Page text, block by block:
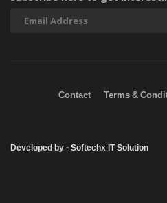
Contact Terms &
Developed by - Softechx IT Solution